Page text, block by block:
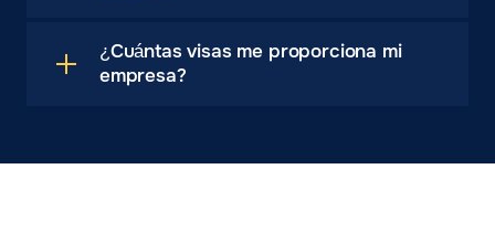
¿Cuántas visas me proporciona mi
empresa?